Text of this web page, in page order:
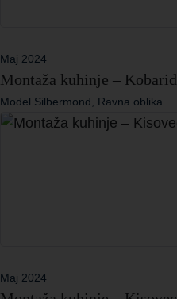
Maj 2024
Montaža kuhinje – Kobarid
Model Silbermond, Ravna oblika
Maj 2024